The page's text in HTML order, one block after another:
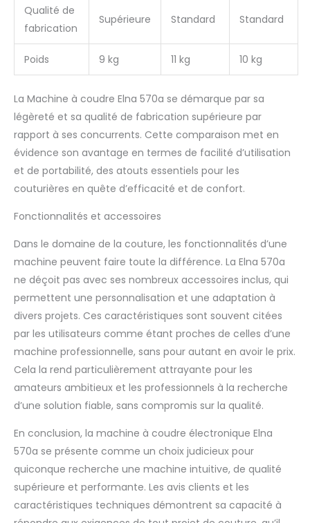
Qualité de
fabrication
Supérieure Standard Standard
Poids 9 kg 11 kg 10 kg
La Machine à coudre Elna 570a se démarque par sa
légèreté et sa qualité de fabrication supérieure par
rapport à ses concurrents. Cette comparaison met en
évidence son avantage en termes de facilité d’utilisation
et de portabilité, des atouts essentiels pour les
couturières en quête d’efficacité et de confort.
Fonctionnalités et accessoires
Dans le domaine de la couture, les fonctionnalités d’une
machine peuvent faire toute la différence. La Elna 570a
ne déçoit pas avec ses nombreux accessoires inclus, qui
permettent une personnalisation et une adaptation à
divers projets. Ces caractéristiques sont souvent citées
par les utilisateurs comme étant proches de celles d’une
machine professionnelle, sans pour autant en avoir le prix.
Cela la rend particulièrement attrayante pour les
amateurs ambitieux et les professionnels à la recherche
d’une solution fiable, sans compromis sur la qualité.
En conclusion, la machine à coudre électronique Elna
570a se présente comme un choix judicieux pour
quiconque recherche une machine intuitive, de qualité
supérieure et performante. Les avis clients et les
caractéristiques techniques démontrent sa capacité à